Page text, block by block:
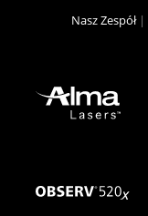
Nasz Zespół|